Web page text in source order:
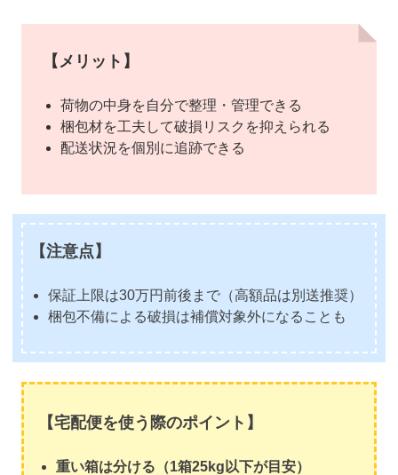
【メリット】
荷物の中身を自分で整理・管理できる
梱包材を工夫して破損リスクを抑えられる
配送状況を個別に追跡できる
【注意点】
保証上限は30万円前後まで（高額品は別送推奨）
梱包不備による破損は補償対象外になることも
【宅配便を使う際のポイント】
重い箱は分ける（1箱25kg以下が目安）